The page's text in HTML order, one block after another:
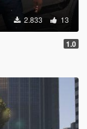
2.833 13
1.0